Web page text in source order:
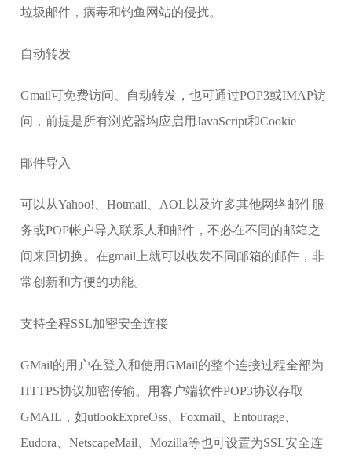
垃圾邮件，病毒和钓鱼网站的侵扰。
自动转发
Gmail可免费访问、自动转发，也可通过POP3或IMAP访
问，前提是所有浏览器均应启用JavaScript和Cookie
邮件导入
可以从Yahoo!、Hotmail、AOL以及许多其他网络邮件服
务或POP帐户导入联系人和邮件，不必在不同的邮箱之
间来回切换。在gmail上就可以收发不同邮箱的邮件，非
常创新和方便的功能。
支持全程SSL加密安全连接
GMail的用户在登入和使用GMail的整个连接过程全部为
HTTPS协议加密传输。用客户端软件POP3协议存取
GMAIL，如utlookExpreOss、Foxmail、Entourage、
Eudora、NetscapeMail、Mozilla等也可设置为SSL安全连